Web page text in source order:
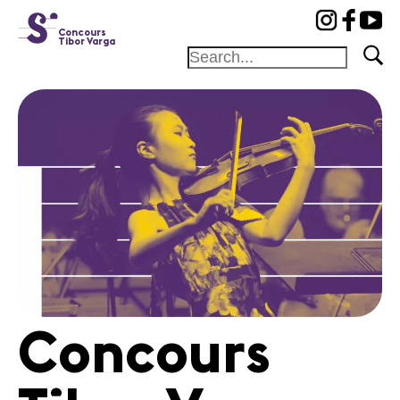
Concours
Tibor Varga
Académie
Concours
Amis et
Mécènes
Médiation
Jury
Programme
Concerts
Concours